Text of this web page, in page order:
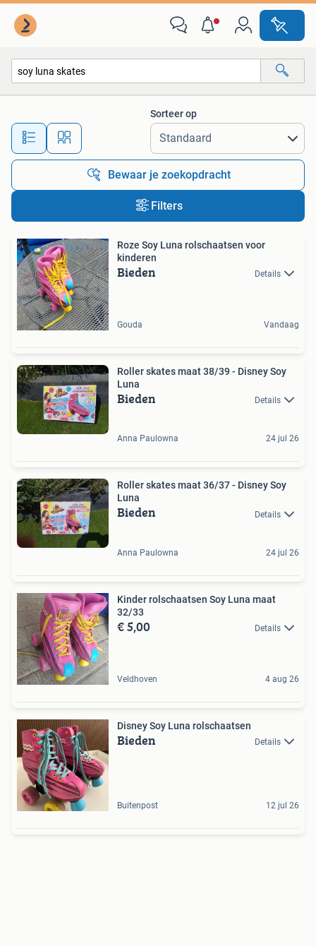
Alle afstanden…
Sorteer op
Bewaar je zoekopdracht
Filters
Roze Soy Luna rolschaatsen voor
kinderen
Bieden Details
Gouda Vandaag
Roller skates maat 38/39 - Disney Soy
Luna
Bieden Details
Anna Paulowna 24 jul 26
Roller skates maat 36/37 - Disney Soy
Luna
Bieden Details
Anna Paulowna 24 jul 26
Kinder rolschaatsen Soy Luna maat
32/33
€ 5,00 Details
Veldhoven 4 aug 26
Disney Soy Luna rolschaatsen
Bieden Details
Buitenpost 12 jul 26